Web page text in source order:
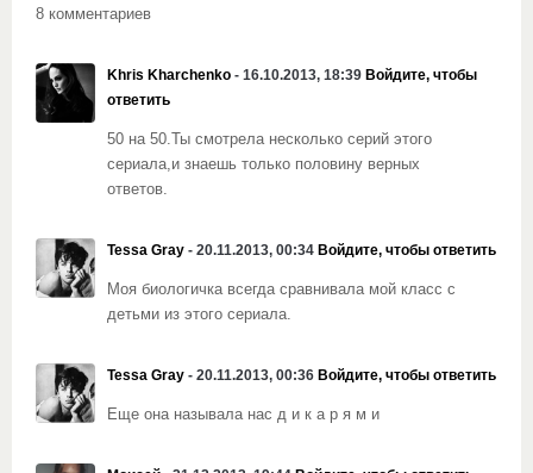
8 комментариев
Khris Kharchenko - 16.10.2013, 18:39 Войдите, чтобы
ответить
50 на 50.Ты смотрела несколько серий этого
сериала,и знаешь только половину верных
ответов.
Tessa Gray - 20.11.2013, 00:34 Войдите, чтобы ответить
Моя биологичка всегда сравнивала мой класс с
детьми из этого сериала.
Tessa Gray - 20.11.2013, 00:36 Войдите, чтобы ответить
Еще она называла нас д и к а р я м и